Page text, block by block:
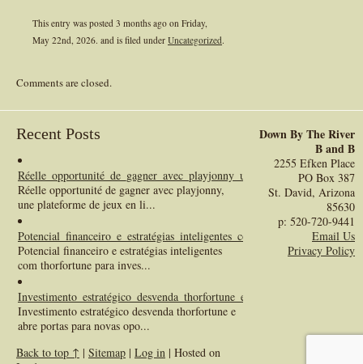
This entry was posted 3 months ago on Friday,
May 22nd, 2026. and is filed under Uncategorized.
Comments are closed.
Recent Posts
Réelle opportunité de gagner avec playjonny,
une plateforme de jeux en li...
Potencial financeiro e estratégias inteligentes
com thorfortune para inves...
Investimento estratégico desvenda thorfortune e
abre portas para novas opo...
Back to top ↑ | Sitemap | Log in | Hosted on
Down By The River
B and B
2255 Efken Place
PO Box 387
St. David, Arizona
85630
p: 520-720-9441
Email Us
Privacy Policy